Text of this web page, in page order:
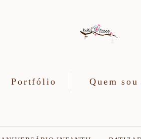
Portfólio Quem sou